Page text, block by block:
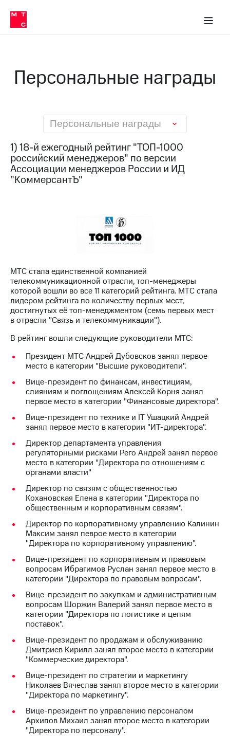
Медиа-центр
и акционерам
Устойчивое развитие
Комплаенс и деловая этика
компании
в МТС
Руководство
Правовая
информация
Контакты
Достижения
Интервью
Финансовая
отчетность
Новости
регионе
и акционерам
Корпоративное
управление
Корпоративный
секретарь
Раскрытие
информации
акционерам
Документы
ПАО
"МТС"
Собрания
акционеров
Личный
кабинет
акционера
Акционерный
Контроль
и
аудит
Рынок
акций
Описание
приобретения
Порядок
выкупа
акций
Дивиденды
Рынок
облигаций
МТС
о технологиях
Персональные награды
Персональные награды
1) 18-й ежегодный рейтинг "ТОП-1000
российский менеджеров" по версии
Ассоциации менеджеров России и ИД
"КоммерсантЪ"
МТС стала единственной компанией
телекоммуникационной отрасли, топ-менеджеры
которой вошли во все 11 категорий рейтинга. МТС стала
лидером рейтинга по количеству первых мест,
достигнутых её топ-менеджментом (семь первых мест
в отрасли "Связь и телекоммуникации").
В рейтинг вошли следующие руководители МТС:
Президент МТС Андрей Дубовсков занял первое
место в категории "Высшие руководители".
Вице-президент по финансам, инвестициям,
слияниям и поглощениям Алексей Корня занял
первое место в категории "Финансовые директора".
Вице-президент по технике и IT Ушацкий Андрей
занял первое место в категории "ИТ-директора".
Директор департамента управления
регуляторными рисками Рего Андрей занял первое
место в категории "Директора по отношениям с
органами власти"
Директор по связям с общественностью
Кохановская Елена в категории "Директора по
общественным и корпоративным связям".
Директор по корпоративному управлению Калинин
Максим занял певрое место в категории
"Директора по корпоративному управлению".
Вице-президент по корпоративным и правовым
вопросам Ибрагимов Руслан занял первое место в
категории "Директора по правовым вопросам".
Вице-президент по закупкам и административным
вопросам Шоржин Валерий занял первое место в
категории "Директора по логистике и цепям
поставок".
Вице-президент по продажам и обслуживанию
Дмитриев Кирилл занял второе место в категории
"Коммерческие директора".
Вице-президент по стратегии и маркетингу
Николаев Вячеслав занял второе место в категории
"Директора по маркетингу".
Вице-президент по управлению персоналом
Архипов Михаил занял второе место в категории
"Директора по персоналу".